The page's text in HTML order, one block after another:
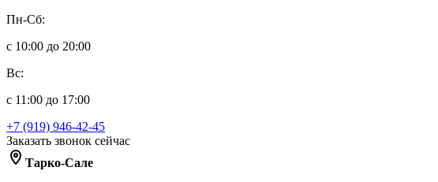
Пн-Сб:
с 10:00 до 20:00
Вс:
с 11:00 до 17:00
+7 (919) 946-42-45
Заказать звонок сейчас
Тарко-Сале